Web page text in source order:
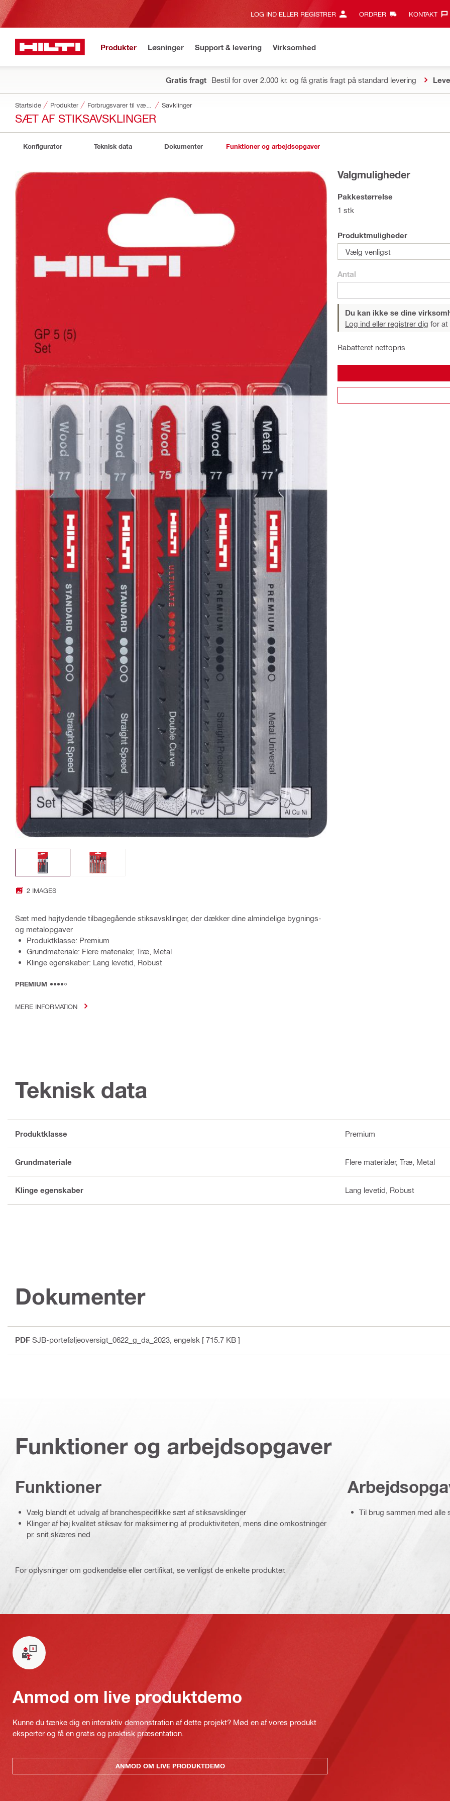
LOG IND ELLER REGISTRER ORDRER KONTAKT‎
Produkter Løsninger Support & levering Virksomhed
Gratis fragt Bestil for over 2.000 kr. og få gratis fragt på standard levering
Startside Produkter Savklinger
SÆT AF STIKSAVSKLINGER
Konfigurator Teknisk data Dokumenter Funktioner og arbejdsopgaver
2 IMAGES
Sæt med højtydende tilbagegående stiksavsklinger, der dækker dine almindelige bygnings-
og metalopgaver
Produktklasse: Premium
Grundmateriale: Flere materialer, Træ, Metal
Klinge egenskaber: Lang levetid, Robust
PREMIUM
MERE INFORMATION
Valgmuligheder
Pakkestørrelse
1 stk
Produktmuligheder
Vælg venligst
Antal
Du kan ikke se dine
Log ind eller registrer dig for at
Rabatteret nettopris
Teknisk data
Produktklasse Premium
Grundmateriale Flere materialer, Træ, Metal
Klinge egenskaber Lang levetid, Robust
Dokumenter
PDF SJB-porteføljeoversigt_0622_g_da_2023 , engelsk [ 715.7 KB ]
Funktioner og arbejdsopgaver
Funktioner
Vælg blandt et udvalg af branchespecifikke sæt af stiksavsklinger
Klinger af høj kvalitet stiksav for maksimering af produktiviteten, mens dine omkostninger
pr. snit skæres ned
Til brug sammen med alle
For oplysninger om godkendelse eller certifikat, se venligst de enkelte produkter.
Anmod om live produktdemo
Kunne du tænke dig en interaktiv demonstration af dette projekt? Mød en af vores produkt
eksperter og få en gratis og praktisk præsentation.
ANMOD OM LIVE PRODUKTDEMO